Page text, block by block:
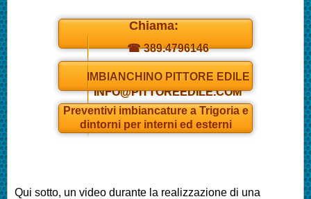
Chiama:
☎ 389.4796146
Daniel
INFO@PITTOREEDILE.COM
IMBIANCHINO PITTORE EDILE
Preventiviimbiancature aTrigoriae
dintorni per interni ed esterni
Qui sotto, un video durante la realizzazione di una